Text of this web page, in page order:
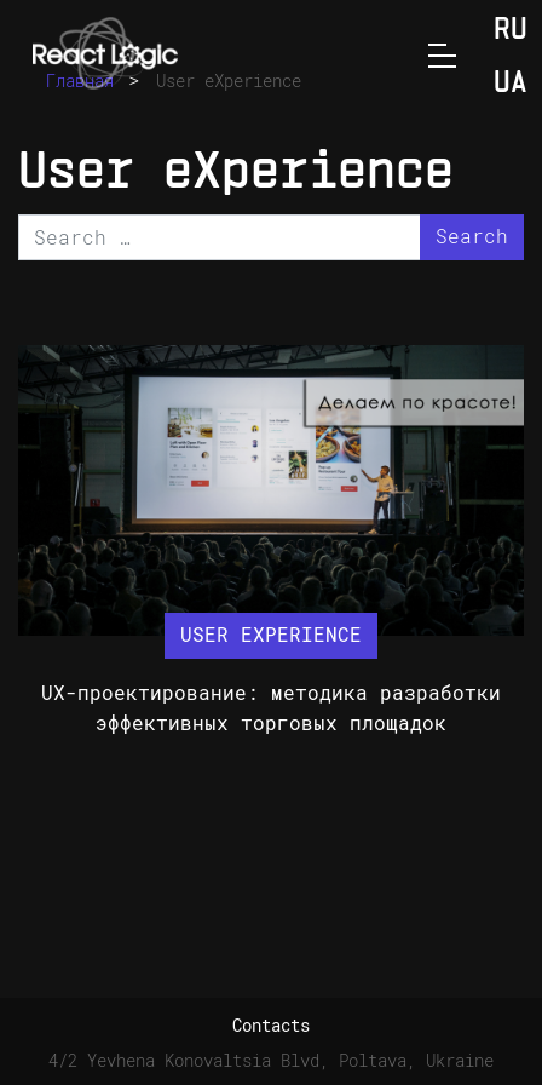
Skip to content
RU
UA
Главная> User eXperience
User eXperience
Search
USER EXPERIENCE
UX-проектирование: методика разработки
эффективных торговых площадок
Contacts
4/2 Yevhena Konovaltsia Blvd, Poltava, Ukraine